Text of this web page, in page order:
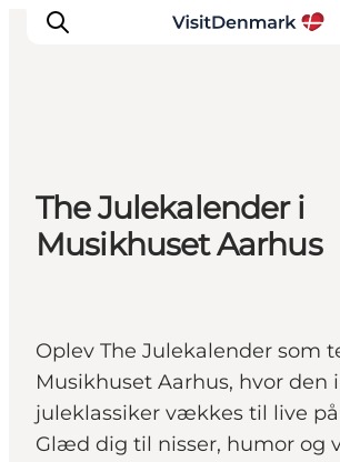
Inspirasjon
Reisemål
Aktiviteter
The Julekalender i
Musikhuset Aarhus
Oplev The Julekalender som
Musikhuset Aarhus, hvor den
juleklassiker vækkes til live på
Glæd dig til nisser, humor og